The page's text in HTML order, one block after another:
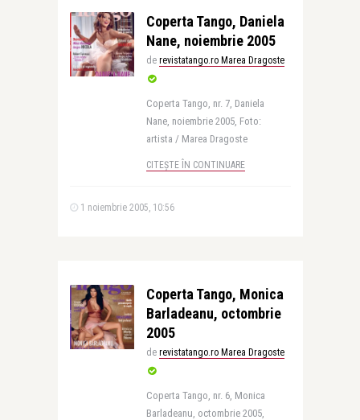
Coperta Tango, Daniela
Nane, noiembrie 2005
de revistatango.ro Marea Dragoste
Coperta Tango, nr. 7, Daniela
Nane, noiembrie 2005, Foto:
artista / Marea Dragoste
CITEȘTE ÎN CONTINUARE
1 noiembrie 2005, 10:56
Coperta Tango, Monica
Barladeanu, octombrie
2005
de revistatango.ro Marea Dragoste
Coperta Tango, nr. 6, Monica
Barladeanu, octombrie 2005,